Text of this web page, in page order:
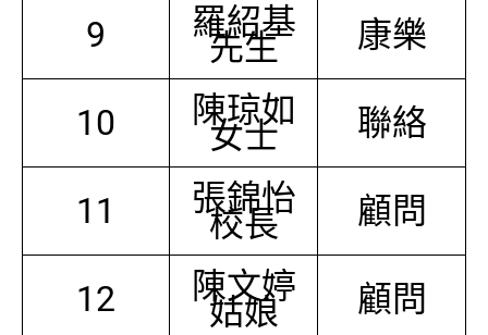
9 羅紹基
先生 康樂
10 陳琼如
女士 聯絡
11 張錦怡
校長 顧問
12 陳文婷
姑娘 顧問